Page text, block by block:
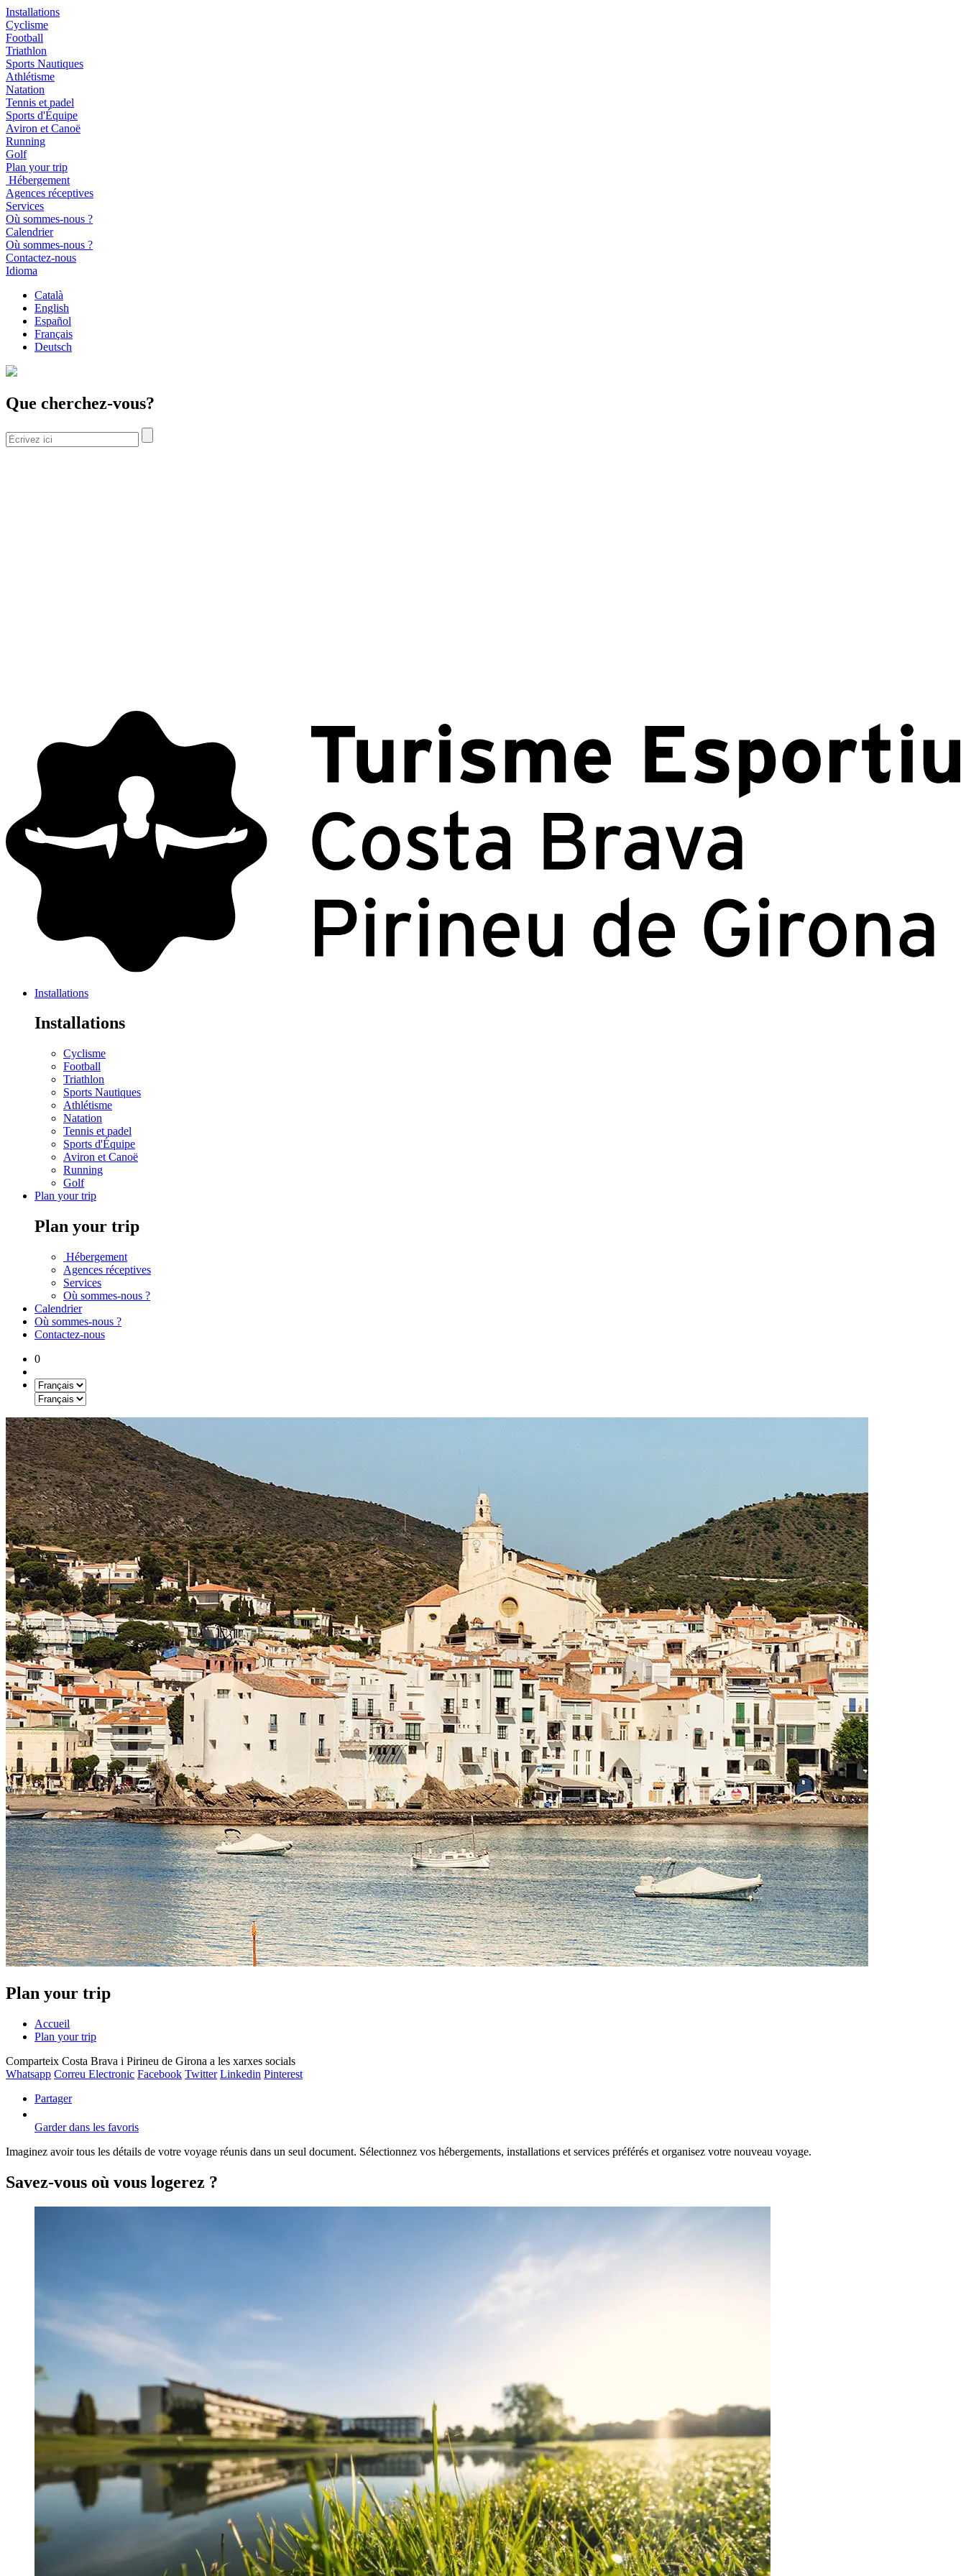
Installations
Cyclisme
Football
Triathlon
Sports Nautiques
Athlétisme
Natation
Tennis et padel
Sports d'Équipe
Aviron et Canoë
Running
Golf
Plan your trip
Hébergement
Agences réceptives
Services
Où sommes-nous ?
Calendrier
Où sommes-nous ?
Contactez-nous
Idioma
Català
English
Español
Français
Deutsch
Que cherchez-vous?
Installations
Installations
Cyclisme
Football
Triathlon
Sports Nautiques
Athlétisme
Natation
Tennis et padel
Sports d'Équipe
Aviron et Canoë
Running
Golf
Plan your trip
Plan your trip
Hébergement
Agences réceptives
Services
Où sommes-nous ?
Calendrier
Où sommes-nous ?
Contactez-nous
0
Plan your trip
Accueil
Plan your trip
Comparteix Costa Brava i Pirineu de Girona a les xarxes socials
Whatsapp Correu Electronic Facebook Twitter Linkedin Pinterest
Partager
Garder dans les favoris
Imaginez avoir tous les détails de votre voyage réunis dans un seul document. Sélectionnez vos hébergements, installations et services préférés et organisez votre nouveau voyage.
Savez-vous où vous logerez ?